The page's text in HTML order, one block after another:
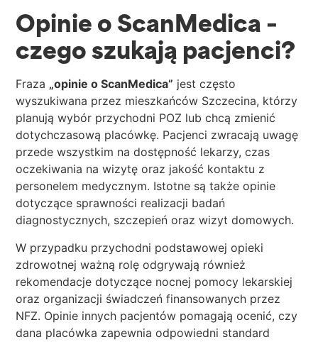
Opinie o ScanMedica –
czego szukają pacjenci?
Fraza „opinie o ScanMedica” jest często
wyszukiwana przez mieszkańców Szczecina, którzy
planują wybór przychodni POZ lub chcą zmienić
dotychczasową placówkę. Pacjenci zwracają uwagę
przede wszystkim na dostępność lekarzy, czas
oczekiwania na wizytę oraz jakość kontaktu z
personelem medycznym. Istotne są także opinie
dotyczące sprawności realizacji badań
diagnostycznych, szczepień oraz wizyt domowych.
W przypadku przychodni podstawowej opieki
zdrowotnej ważną rolę odgrywają również
rekomendacje dotyczące nocnej pomocy lekarskiej
oraz organizacji świadczeń finansowanych przez
NFZ. Opinie innych pacjentów pomagają ocenić, czy
dana placówka zapewnia odpowiedni standard